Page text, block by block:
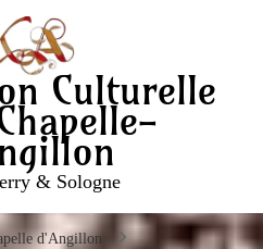
Culturelle
& Sologne
d'Angillon